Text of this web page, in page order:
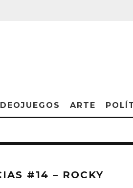
ARTE
#14 – ROCKY